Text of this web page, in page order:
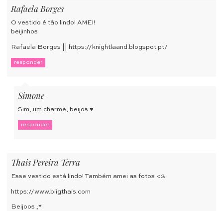
Rafaela Borges
O vestido é tão lindo! AMEI!
beijinhos
Rafaela Borges || https://knightlaand.blogspot.pt/
responder
Simone
Sim, um charme, beijos ♥
responder
Thais Pereira Terra
Esse vestido está lindo! Também amei as fotos <3
https://www.biigthais.com
Beijoos ;*